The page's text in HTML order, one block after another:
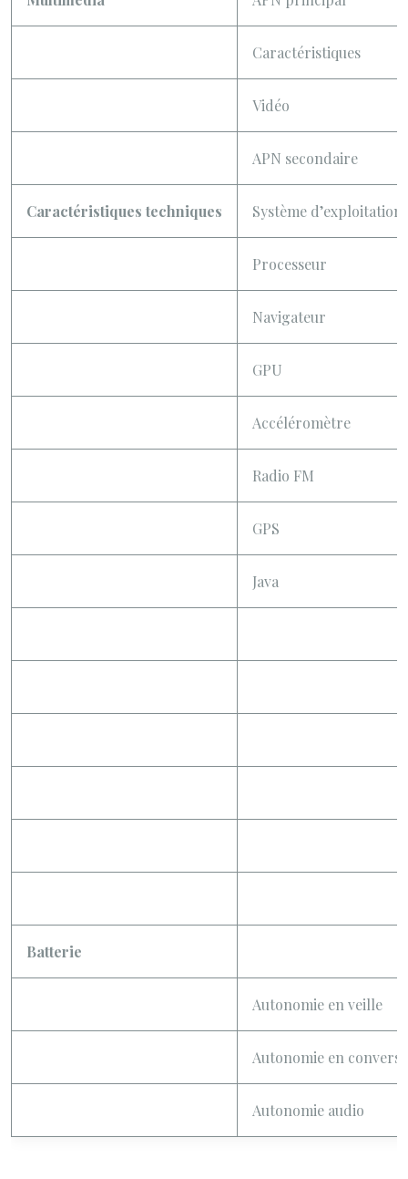
Caractéristiques
Vidéo
APN secondaire
Caractéristiques techniques Système d’exploitation
Processeur
Navigateur
GPU
Accéléromètre
Radio FM
GPS
Java
Batterie
Autonomie en veille
Autonomie en
Autonomie audio